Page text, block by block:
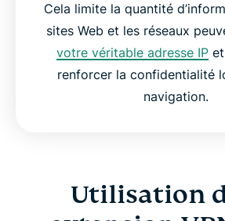
Cela limite la quantité
sites Web et les réseaux
votre véritable adresse IPet
renforcer la confidentialité
navigation.
Utilisation